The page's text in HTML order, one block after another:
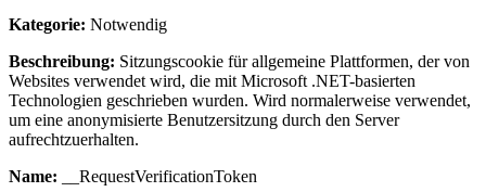
Kategorie: Notwendig
Beschreibung: Sitzungscookie für allgemeine Plattformen, der von
Websites verwendet wird, die mit Microsoft .NET-basierten
Technologien geschrieben wurden. Wird normalerweise verwendet,
um eine anonymisierte Benutzersitzung durch den Server
aufrechtzuerhalten.
Name: __RequestVerificationToken